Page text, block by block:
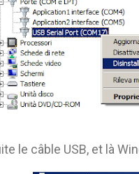
le câble USB, et là